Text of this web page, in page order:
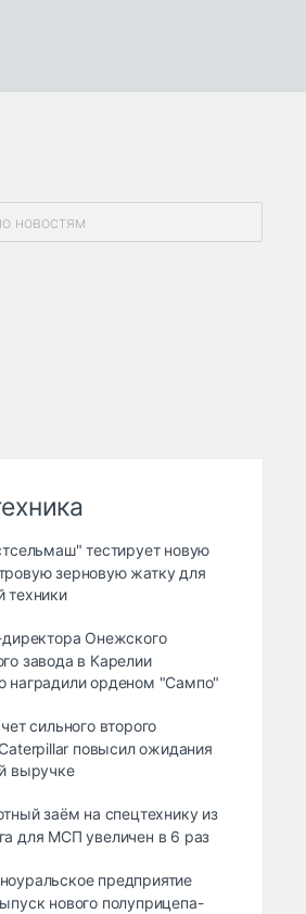
тестирует новую
зерновую жатку для
техники
Онежского
завода в Карелии
наградили орденом "Сампо"
сильного второго
повысил ожидания
выручке
заём на спецтехнику из
для МСП увеличен в 6 раз
предприятие
нового полуприцепа-